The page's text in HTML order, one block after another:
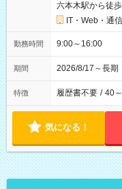
六本木駅から徒
IT・Web・通信
勤務時間 9:00～16:00
期間 2026/8/17～長
特徴 履歴書不要 / 40
気になる！